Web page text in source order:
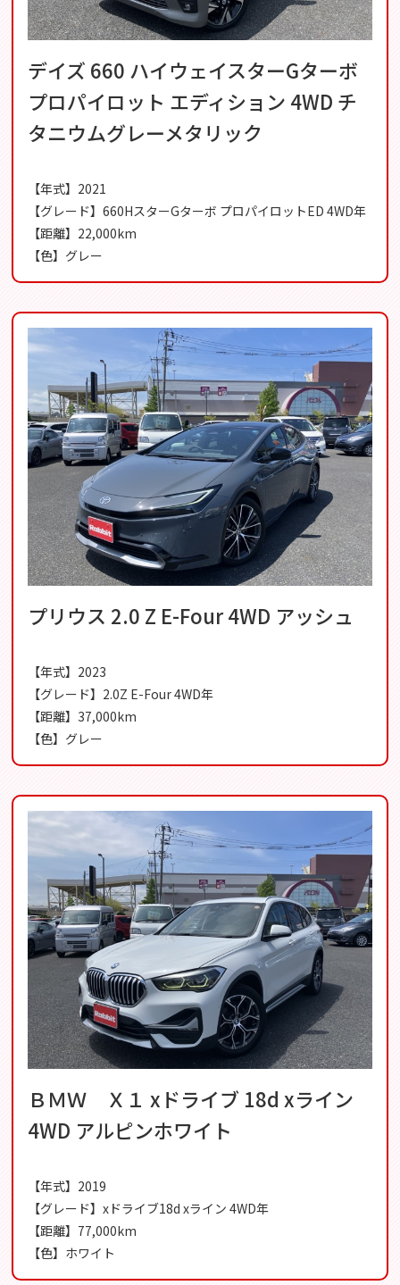
デイズ 660 ハイウェイスターGターボ
プロパイロット エディション 4WD チ
タニウムグレーメタリック
【年式】2021
【グレード】660HスターGターボ プロパイロットED 4WD年
【距離】22,000km
【色】グレー
プリウス 2.0 Z E-Four 4WD アッシュ
【年式】2023
【グレード】2.0Z E-Four 4WD年
【距離】37,000km
【色】グレー
ＢＭＷ Ｘ１ xドライブ 18d xライン
4WD アルピンホワイト
【年式】2019
【グレード】xドライブ18d xライン 4WD年
【距離】77,000km
【色】ホワイト